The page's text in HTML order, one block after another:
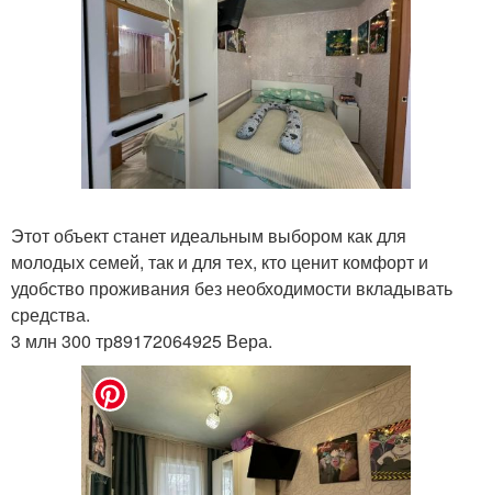
Этот объект станет идеальным выбором как для
молодых семей, так и для тех, кто ценит комфорт и
удобство проживания без необходимости вкладывать
средства.
3 млн 300 тр89172064925 Вера.